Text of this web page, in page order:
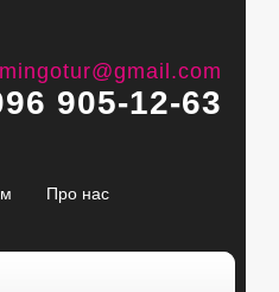
905-12-63
Про нас